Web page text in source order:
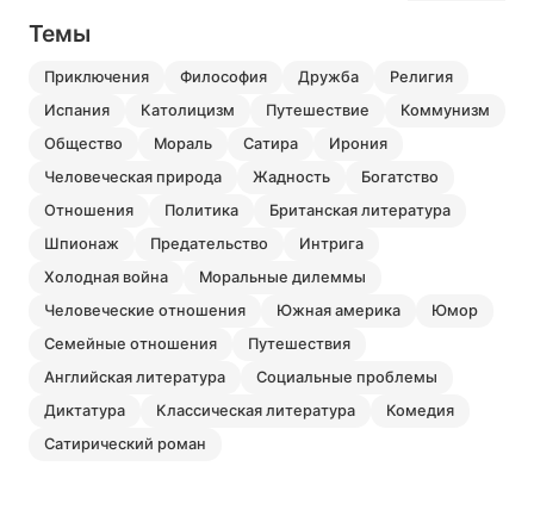
Темы
приключения философия дружба
религия
испания
католицизм путешествие
коммунизм
общество
мораль сатира
ирония
человеческая природа
жадность
богатство
отношения
политика
британская литература
шпионаж
предательство
интрига
холодная война
моральные дилеммы
человеческие отношения
южная америка
юмор
семейные отношения
путешествия
английская литература
социальные проблемы
диктатура
классическая литература
комедия
сатирический роман